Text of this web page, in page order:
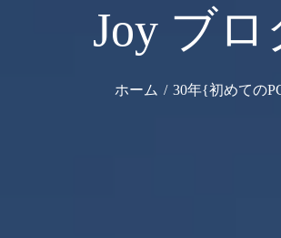
Joy ブロ
ホーム 30年{初めての